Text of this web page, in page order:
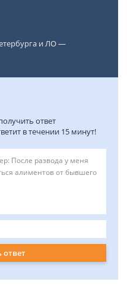
и ЛО —
ответ
в течении 15 минут!
ответ